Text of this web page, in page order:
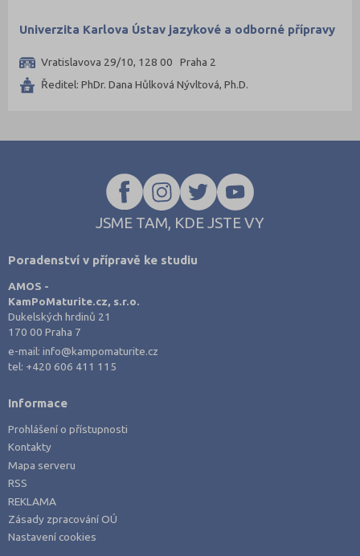
Univerzita Karlova Ústav jazykové a odborné přípravy
Vratislavova 29/10, 128 00 Praha 2
Ředitel: PhDr. Dana Hůlková Nývltová, Ph.D.
JSME TAM, KDE JSTE VY
Poradenství v přípravě ke studiu
AMOS -
KamPoMaturite.cz, s.r.o.
Dukelských hrdinů 21
170 00 Praha 7
e-mail:info@kampomaturite.cz
tel: +420 606 411 115
Informace
Prohlášení o přístupnosti
Kontakty
Mapa serveru
RSS
REKLAMA
Zásady zpracování OÚ
Nastavení cookies